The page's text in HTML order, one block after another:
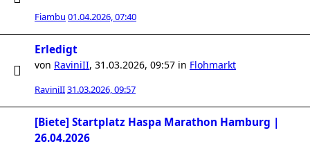
Fiambu 01.04.2026, 07:40
Erledigt
von RaviniII, 31.03.2026, 09:57 in Flohmarkt
RaviniII31.03.2026, 09:57
[Biete] Startplatz Haspa Marathon Hamburg |
26.04.2026